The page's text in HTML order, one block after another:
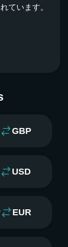
ています。
GBP
USD
EUR